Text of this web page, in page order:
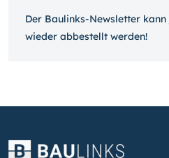
Der Baulinks-Newsletter
wieder ab­bestellt werden!